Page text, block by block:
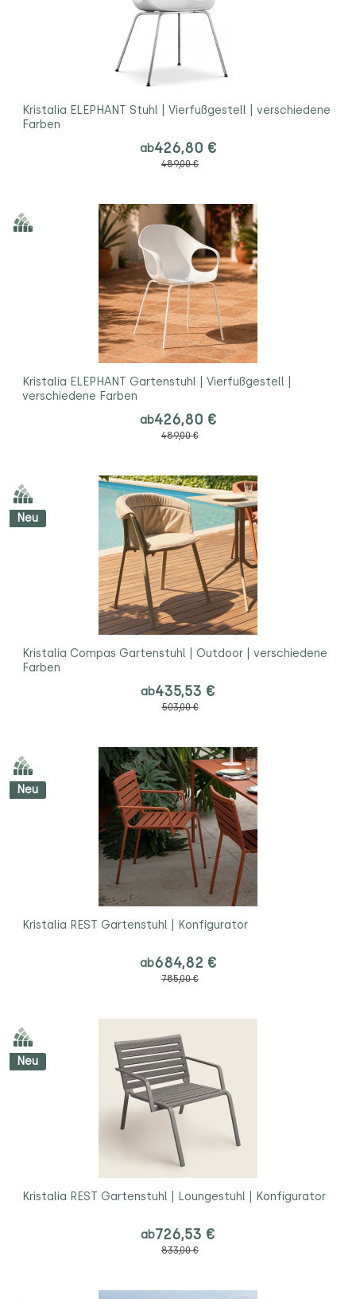
Kristalia ELEPHANT Stuhl | Vierfußgestell | verschiedene
Farben
ab426,80 €
489,00 €
Kristalia ELEPHANT Gartenstuhl | Vierfußgestell |
verschiedene Farben
ab426,80 €
489,00 €
Neu
Kristalia Compas Gartenstuhl | Outdoor | verschiedene
Farben
ab435,53 €
503,00 €
Neu
Kristalia REST Gartenstuhl | Konfigurator
ab684,82 €
785,00 €
Neu
Kristalia REST Gartenstuhl | Loungestuhl | Konfigurator
ab726,53 €
833,00 €